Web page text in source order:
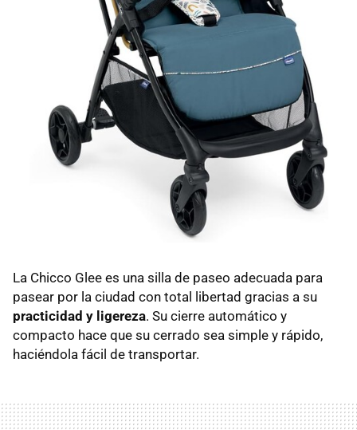
La Chicco Glee es una silla de paseo adecuada para
pasear por la ciudad con total libertad gracias a su
practicidad y ligereza. Su cierre automático y
compacto hace que su cerrado sea simple y rápido,
haciéndola fácil de transportar.